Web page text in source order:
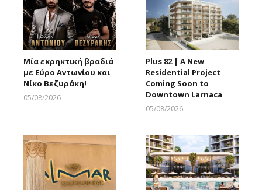
Μία εκρηκτική βραδιά
με Εύρο Αντωνίου και
Νίκο Βεζυράκη!
05/08/2026
Plus 82 | A New
Residential Project
Coming Soon to
Downtown Larnaca
05/08/2026